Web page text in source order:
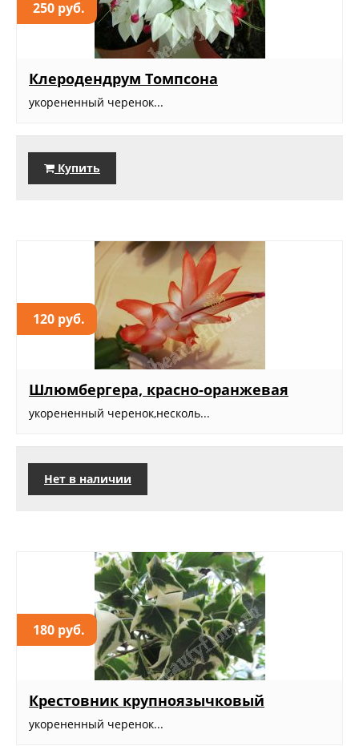
250 руб.
Клеродендрум Томпсона
укорененный черенок...
Купить
120 руб.
Шлюмбергера, красно-оранжевая
укорененный черенок,несколь...
Нет в наличии
180 руб.
Крестовник крупноязычковый
укорененный черенок...